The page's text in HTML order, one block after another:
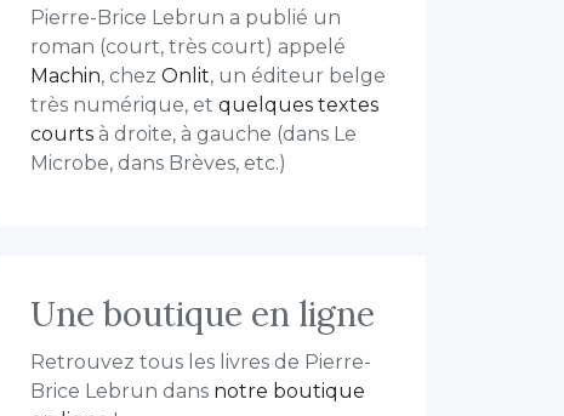
Pierre-Brice Lebrun a publié un
roman (court, très court) appelé
Machin, chez Onlit, un éditeur belge
très numérique, et quelques textes
courts à droite, à gauche (dans Le
Microbe, dans Brèves, etc.)
Une boutique en ligne
Retrouvez tous les livres de Pierre-
Brice Lebrun dans notre boutique